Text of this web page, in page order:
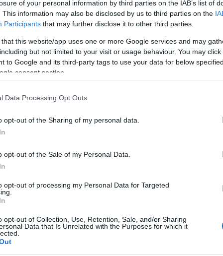
of your personal information by third parties on the IAB’s list of
This information may also be disclosed by us to third parties on the
Participants that may further disclose it to other third parties.
that this website/app uses one or more Google services and may
but not limited to your visit or usage behaviour. You may
to Google and its third-party tags to use your data for below
consent section.
Data Processing Opt Outs
opt-out of the Sharing of my personal data.
opt-out of the Sale of my Personal Data.
opt-out of processing my Personal Data for Targeted
opt-out of Collection, Use, Retention, Sale, and/or Sharing
Data that Is Unrelated with the Purposes for which it
evitare eventuali problemi durante la procedura.
bisogno di compilare un
di recedere dal contratto con Linkem. Ad
velocità o qualità del servizio offerto.
da un altro provider. In alcuni casi, potresti
motivi di forza maggiore, come ad esempio un
Qualunque sia la tua motivazione, è
per evitare spiacevoli sorprese e costi aggiuntivi.
prima della scadenza naturale, potresti essere
dei dispositivi forniti dall’operatore (come
e compilando il modulo disdetta in modo
e di subire ulteriori spese.
Linkem